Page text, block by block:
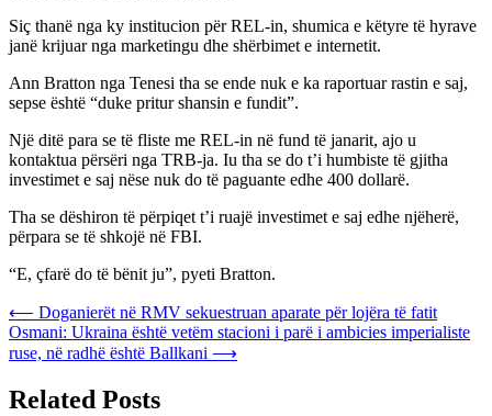
Siç thanë nga ky institucion për REL-in, shumica e këtyre të hyrave
janë krijuar nga marketingu dhe shërbimet e internetit.
Ann Bratton nga Tenesi tha se ende nuk e ka raportuar rastin e saj,
sepse është “duke pritur shansin e fundit”.
Një ditë para se të fliste me REL-in në fund të janarit, ajo u
kontaktua përsëri nga TRB-ja. Iu tha se do t’i humbiste të gjitha
investimet e saj nëse nuk do të paguante edhe 400 dollarë.
Tha se dëshiron të përpiqet t’i ruajë investimet e saj edhe njëherë,
përpara se të shkojë në FBI.
“E, çfarë do të bënit ju”, pyeti Bratton.
Post
navigation
⟵ Doganierët në RMV sekuestruan aparate për lojëra të fatit
Osmani: Ukraina është vetëm stacioni i parë i ambicies imperialiste
ruse, në radhë është Ballkani ⟶
Related Posts